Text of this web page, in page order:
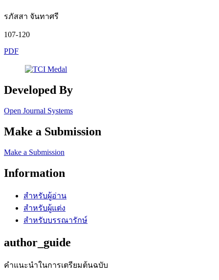
รภัสสา จันทาศรี
107-120
PDF
Developed By
Open Journal Systems
Make a Submission
Make a Submission
Information
สำหรับผู้อ่าน
สำหรับผู้แต่ง
สำหรับบรรณารักษ์
author_guide
คำแนะนำในการเตรียมต้นฉบับ